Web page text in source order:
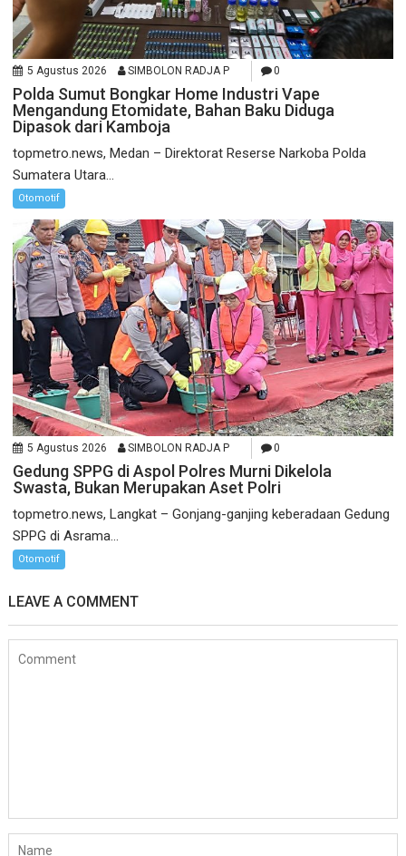
5 Agustus 2026 SIMBOLON RADJA P 0
Polda Sumut Bongkar Home Industri Vape
Mengandung Etomidate, Bahan Baku Diduga
Dipasok dari Kamboja
topmetro.news, Medan – Direktorat Reserse Narkoba Polda
Sumatera Utara...
Otomotif
5 Agustus 2026 SIMBOLON RADJA P 0
Gedung SPPG di Aspol Polres Murni Dikelola
Swasta, Bukan Merupakan Aset Polri
topmetro.news, Langkat – Gonjang-ganjing keberadaan Gedung
SPPG di Asrama...
Otomotif
LEAVE A COMMENT